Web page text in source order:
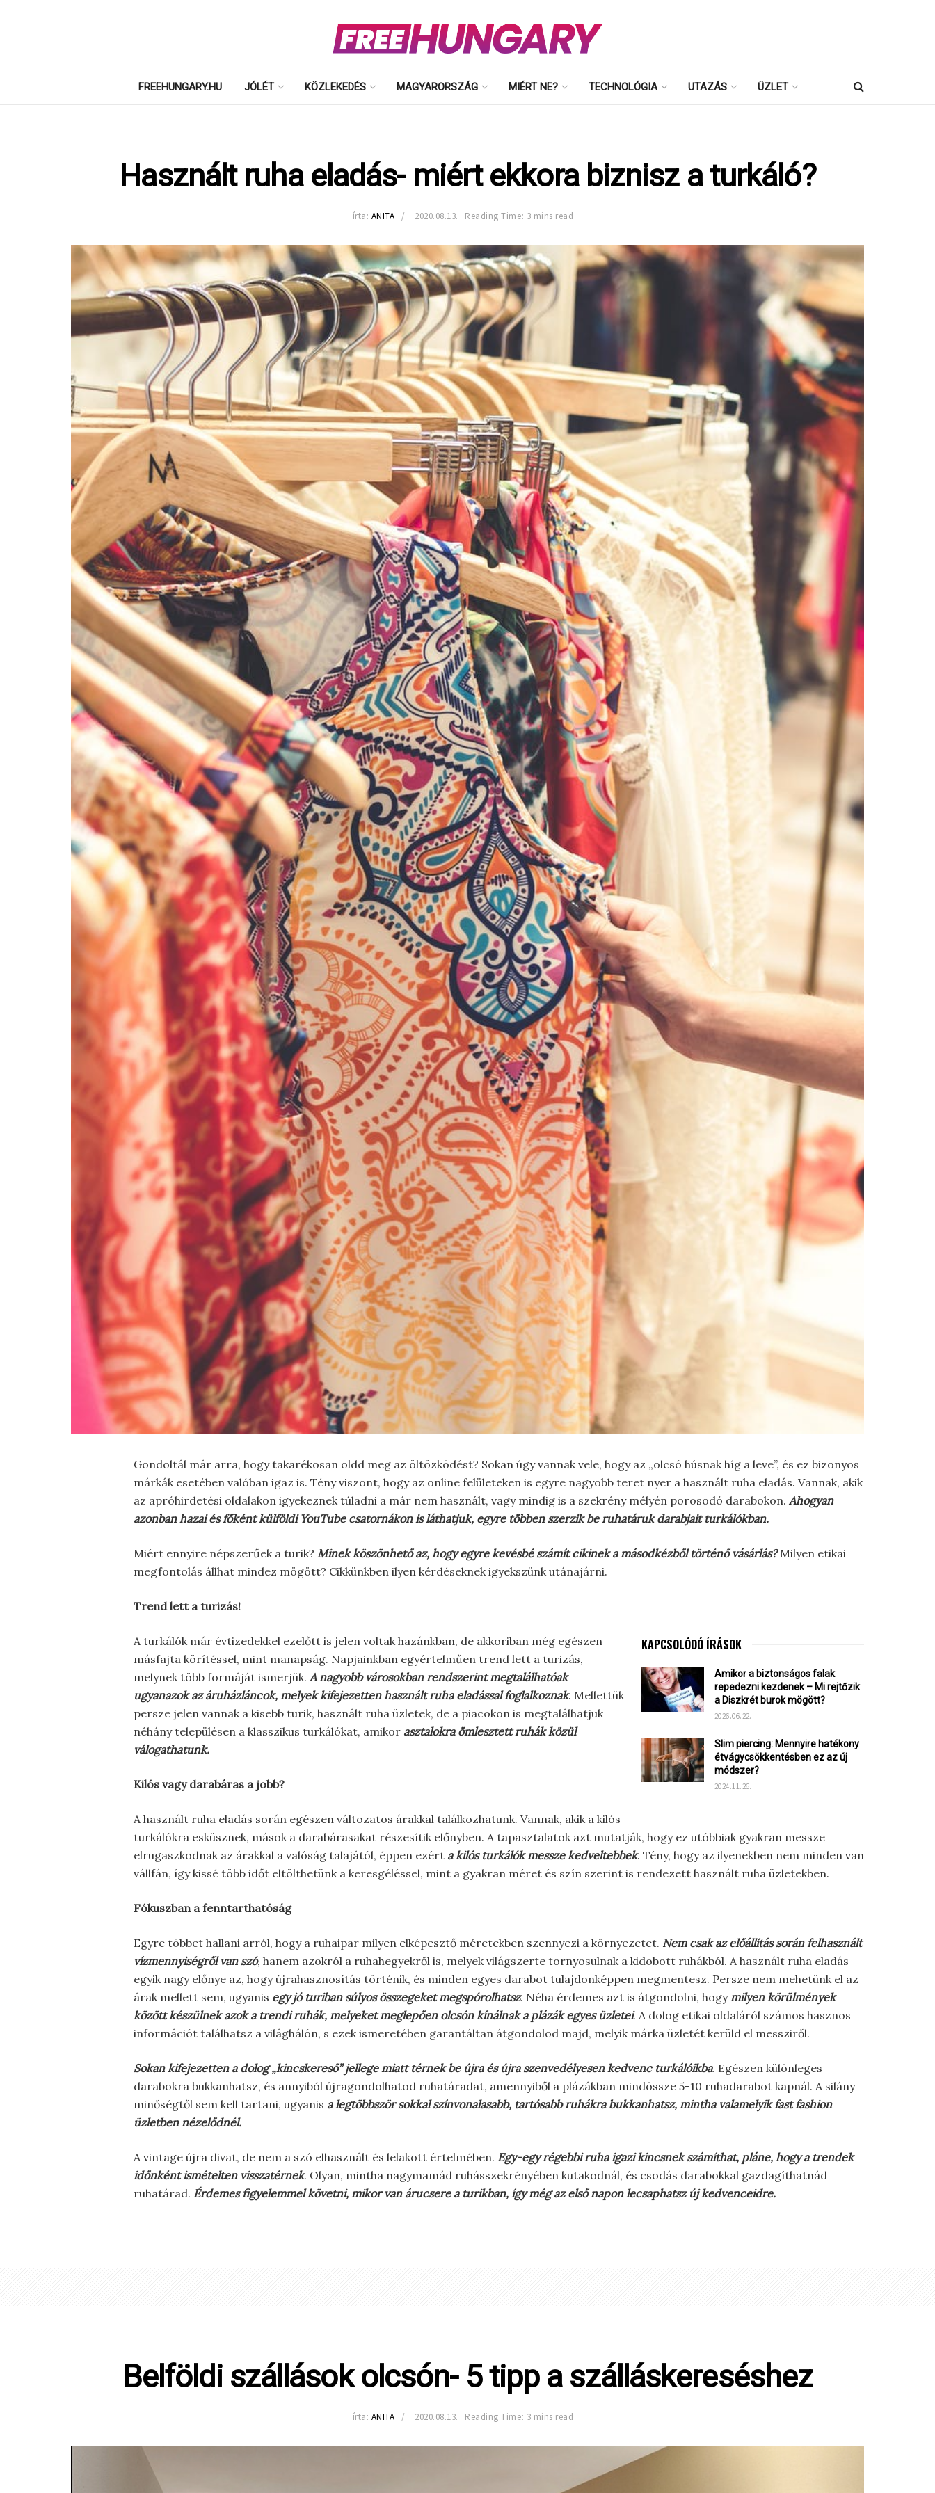
FREEHUNGARY.HU JÓLÉT KÖZLEKEDÉS MAGYARORSZÁG MIÉRT NE? TECHNOLÓGIA UTAZÁS ÜZLET
Használt ruha eladás- miért ekkora biznisz a turkáló?
írta: ANITA 2020.08.13. Reading Time: 3 mins read
Gondoltál már arra, hogy takarékosan oldd meg az öltözködést? Sokan úgy vannak vele, hogy az „olcsó húsnak híg a leve”, és ez bizonyos
márkák esetében valóban igaz is. Tény viszont, hogy az online felületeken is egyre nagyobb teret nyer a használt ruha eladás. Vannak, akik
az apróhirdetési oldalakon igyekeznek túladni a már nem használt, vagy mindig is a szekrény mélyén porosodó darabokon. Ahogyan
azonban hazai és főként külföldi YouTube csatornákon is láthatjuk, egyre többen szerzik be ruhatáruk darabjait turkálókban.
Miért ennyire népszerűek a turik? Minek köszönhető az, hogy egyre kevésbé számít cikinek a másodkézből történő vásárlás?Milyen etikai
megfontolás állhat mindez mögött? Cikkünkben ilyen kérdéseknek igyekszünk utánajárni.
Trend lett a turizás!
KAPCSOLÓDÓ ÍRÁSOK
Amikor a biztonságos falak
repedezni kezdenek – Mi rejtőzik
a Diszkrét burok mögött?
2026.06.22.
Slim piercing: Mennyire hatékony
étvágycsökkentésben ez az új
módszer?
2024.11.26.
A turkálók már évtizedekkel ezelőtt is jelen voltak hazánkban, de akkoriban még egészen
másfajta körítéssel, mint manapság. Napjainkban egyértelműen trend lett a turizás,
melynek több formáját ismerjük. A nagyobb városokban rendszerint megtalálhatóak
ugyanazok az áruházláncok, melyek kifejezetten használt ruha eladással foglalkoznak. Mellettük
persze jelen vannak a kisebb turik, használt ruha üzletek, de a piacokon is megtalálhatjuk
néhány településen a klasszikus turkálókat, amikor asztalokra ömlesztett ruhák közül
válogathatunk.
Kilós vagy darabáras a jobb?
A használt ruha eladás során egészen változatos árakkal találkozhatunk. Vannak, akik a kilós
turkálókra esküsznek, mások a darabárasakat részesítik előnyben. A tapasztalatok azt mutatják, hogy ez utóbbiak gyakran messze
elrugaszkodnak az árakkal a valóság talajától, éppen ezért a kilós turkálók messze kedveltebbek. Tény, hogy az ilyenekben nem minden van
vállfán, így kissé több időt eltölthetünk a keresgéléssel, mint a gyakran méret és szín szerint is rendezett használt ruha üzletekben.
Fókuszban a fenntarthatóság
Egyre többet hallani arról, hogy a ruhaipar milyen elképesztő méretekben szennyezi a környezetet. Nem csak az előállítás során felhasznált
vízmennyiségről van szó, hanem azokról a ruhahegyekről is, melyek világszerte tornyosulnak a kidobott ruhákból. A használt ruha eladás
egyik nagy előnye az, hogy újrahasznosítás történik, és minden egyes darabot tulajdonképpen megmentesz. Persze nem mehetünk el az
árak mellett sem, ugyanis egy jó turiban súlyos összegeket megspórolhatsz. Néha érdemes azt is átgondolni, hogymilyen körülmények
között készülnek azok a trendi ruhák, melyeket meglepően olcsón kínálnak a plázák egyes üzletei. A dolog etikai oldaláról számos hasznos
információt találhatsz a világhálón, s ezek ismeretében garantáltan átgondolod majd, melyik márka üzletét kerüld el messziről.
Sokan kifejezetten a dolog „kincskereső” jellege miatt térnek be újra és újra szenvedélyesen kedvenc turkálóikba. Egészen különleges
darabokra bukkanhatsz, és annyiból újragondolhatod ruhatáradat, amennyiből a plázákban mindössze 5-10 ruhadarabot kapnál. A silány
minőségtől sem kell tartani, ugyanis a legtöbbször sokkal színvonalasabb, tartósabb ruhákra bukkanhatsz, mintha valamelyik fast fashion
üzletben nézelődnél.
A vintage újra divat, de nem a szó elhasznált és lelakott értelmében. Egy-egy régebbi ruha igazi kincsnek számíthat, pláne, hogy a trendek
időnként ismételten visszatérnek. Olyan, mintha nagymamád ruhásszekrényében kutakodnál, és csodás darabokkal gazdagíthatnád
ruhatárad. Érdemes figyelemmel követni, mikor van árucsere a turikban, így még az első napon lecsaphatsz új kedvenceidre.
Belföldi szállások olcsón- 5 tipp a szálláskereséshez
írta: ANITA 2020.08.13. Reading Time: 3 mins read